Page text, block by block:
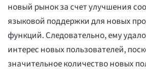
новый рынок за счет улучшения
языковой поддержки для новых
функций. Следовательно, ему
интерес новых пользователей,
значительное количество новых